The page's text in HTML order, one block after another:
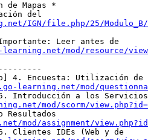
de Mapas *
del
IGN/file.php/25/
Leer antes de
mod/resource/
4. Encuesta: Utilización de
learning.net/mod/
Introducción a los
mod/scorm/
Resultados
mod/assignment/
Clientes IDEs (Web y de